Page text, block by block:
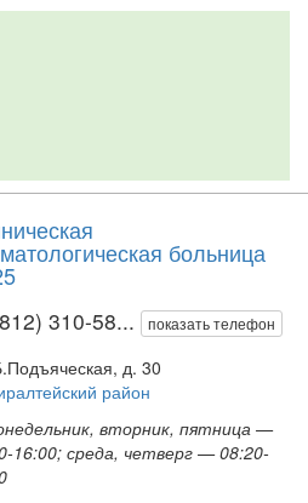
больница
310-58... показать телефон
д. 30
район
вторник, пятница —
16:00; среда, четверг — 08:20-